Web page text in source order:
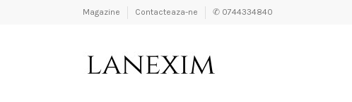
Magazine Contacteaza-ne ✆ 0744334840